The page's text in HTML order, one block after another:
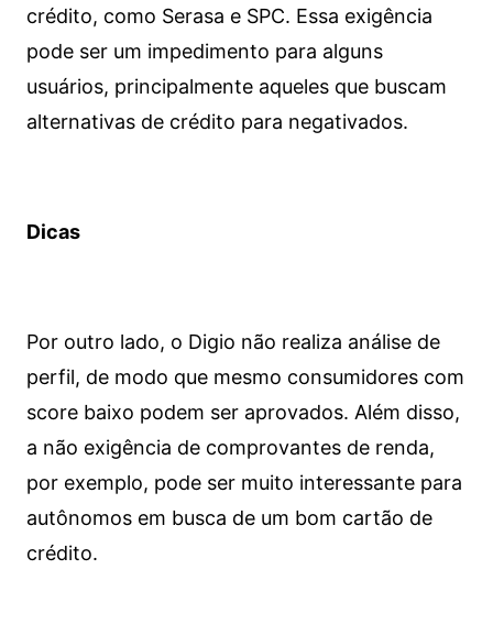
crédito, como Serasa e SPC. Essa exigência
pode ser um impedimento para alguns
usuários, principalmente aqueles que buscam
alternativas de crédito para negativados.
Dicas
Por outro lado, o Digio não realiza análise de
perfil, de modo que mesmo consumidores com
score baixo podem ser aprovados. Além disso,
a não exigência de comprovantes de renda,
por exemplo, pode ser muito interessante para
autônomos em busca de um bom cartão de
crédito.